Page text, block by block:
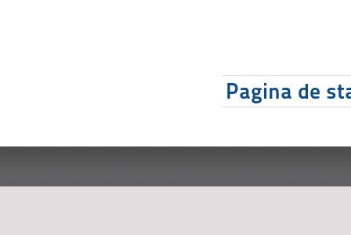
Pagina de